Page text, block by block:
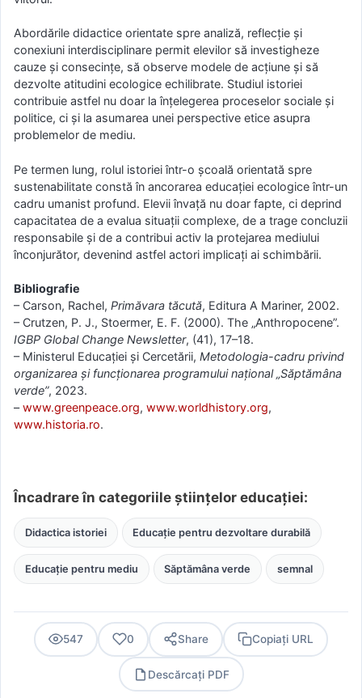
Abordările didactice orientate spre analiză, reflecție și
conexiuni interdisciplinare permit elevilor să investigheze
cauze și consecințe, să observe modele de acțiune și să
dezvolte atitudini ecologice echilibrate. Studiul istoriei
contribuie astfel nu doar la înțelegerea proceselor sociale și
politice, ci și la asumarea unei perspective etice asupra
problemelor de mediu.
Pe termen lung, rolul istoriei într-o școală orientată spre
sustenabilitate constă în ancorarea educației ecologice într-un
cadru umanist profund. Elevii învață nu doar fapte, ci deprind
capacitatea de a evalua situații complexe, de a trage concluzii
responsabile și de a contribui activ la protejarea mediului
înconjurător, devenind astfel actori implicați ai schimbării.
Bibliografie
– Carson, Rachel, Primăvara tăcută, Editura A Mariner, 2002.
– Crutzen, P. J., Stoermer, E. F. (2000). The „Anthropocene”.
IGBP Global Change Newsletter, (41), 17–18.
– Ministerul Educației și Cercetării, Metodologia-cadru privind
organizarea și funcționarea programului național „Săptămâna
verde”, 2023.
–www.greenpeace.org, www.worldhistory.org,
www.historia.ro.
Încadrare în categoriile științelor educației:
Didactica istoriei Educație pentru dezvoltare durabilă
Educație pentru mediu Săptămâna verde semnal
547 0 Share Copiați URL
Descărcați PDF